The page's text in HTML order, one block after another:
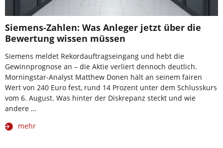
Siemens-Zahlen: Was Anleger jetzt über die
Bewertung wissen müssen
Siemens meldet Rekordauftragseingang und hebt die
Gewinnprognose an – die Aktie verliert dennoch deutlich.
Morningstar-Analyst Matthew Donen hält an seinem fairen
Wert von 240 Euro fest, rund 14 Prozent unter dem Schlusskurs
vom 6. August. Was hinter der Diskrepanz steckt und wie
andere …
mehr